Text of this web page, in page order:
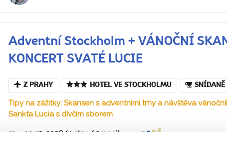
Adventní Stockholm + VÁNOČNÍ
KONCERT SVATÉ LUCIE
Z PRAHY HOTEL VE STOCKHOLMU SNÍDANĚ
Tipy na zážitky: Skansen s adventními trhy a návštěva
Sankta Lucia s dívčím sborem
11. – 14. 12. 2026 (4 dny / 3 noci)